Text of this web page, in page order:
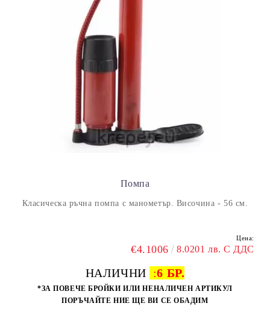
Помпа
Класическа ръчна помпа с манометър. Височина - 56 см.
Цена:
€4.1006 8.0201 лв. С ДДС
НАЛИЧНИ :6 БР.
*ЗА ПОВЕЧЕ БРОЙКИ ИЛИ НЕНАЛИЧЕН АРТИКУЛ
ПОРЪЧАЙТЕ НИЕ ЩЕ ВИ СЕ ОБАДИМ